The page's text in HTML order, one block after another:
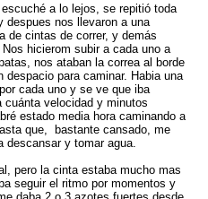
a lo lejos, se repitió toda
despues nos llevaron a una
de cintas de correr, y demás
hicierom subir a cada uno a
nos ataban la correa al borde
despacio para caminar. Habia una
cada uno y se ve que iba
cuánta velocidad y minutos
estado media hora caminando a
que, bastante cansado, me
descansar y tomar agua.
pero la cinta estaba mucho mas
seguir el ritmo por momentos y